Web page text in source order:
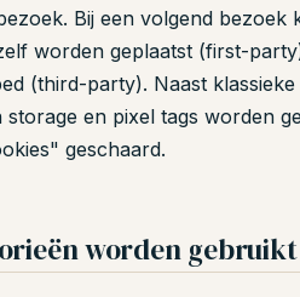
Bij een volgend bezoek
worden geplaatst (first-
(third-party). Naast
en pixel tags worden
geschaard.
worden gebruikt